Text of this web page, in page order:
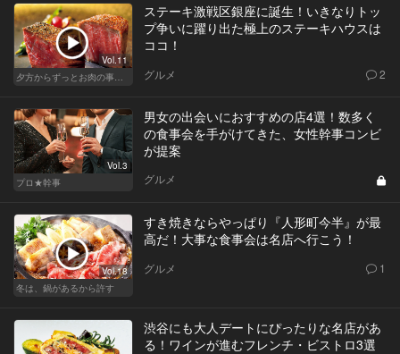
Vol.11
夕方からずっとお肉の事を考えてる貴方へ
ステーキ激戦区銀座に誕生！いきなりトッ
プ争いに躍り出た極上のステーキハウスは
ココ！
グルメ 2
Vol.3
プロ★幹事
男女の出会いにおすすめの店4選！数多く
の食事会を手がけてきた、女性幹事コンビ
が提案
グルメ
Vol.18
冬は、鍋があるから許す
すき焼きならやっぱり『人形町今半』が最
高だ！大事な食事会は名店へ行こう！
グルメ 1
渋谷にも大人デートにぴったりな名店があ
る！ワインが進むフレンチ・ビストロ3選